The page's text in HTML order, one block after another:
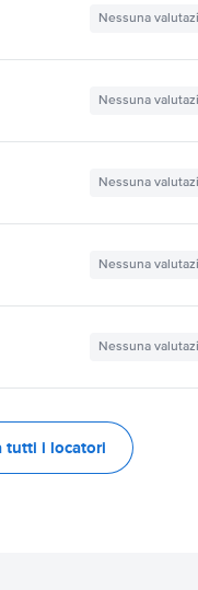
Nessuna
Nessuna
Nessuna
Nessuna
Nessuna
tutti i locatori